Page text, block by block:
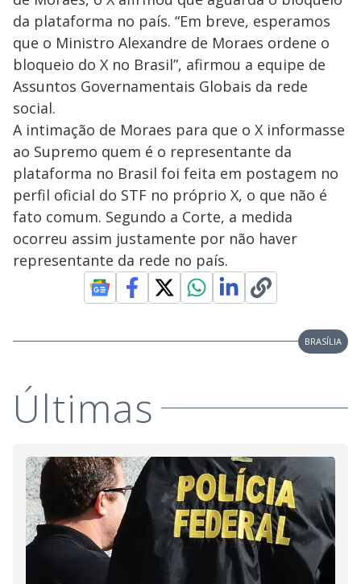
da plataforma no país. “Em breve, esperamos
que o Ministro Alexandre de Moraes ordene o
bloqueio do X no Brasil”, afirmou a equipe de
Assuntos Governamentais Globais da rede
social.
A intimação de Moraes para que o X informasse
ao Supremo quem é o representante da
plataforma no Brasil foi feita em postagem no
perfil oficial do STF no próprio X, o que não é
fato comum. Segundo a Corte, a medida
ocorreu assim justamente por não haver
representante da rede no país.
BRASÍLIA
Últimas